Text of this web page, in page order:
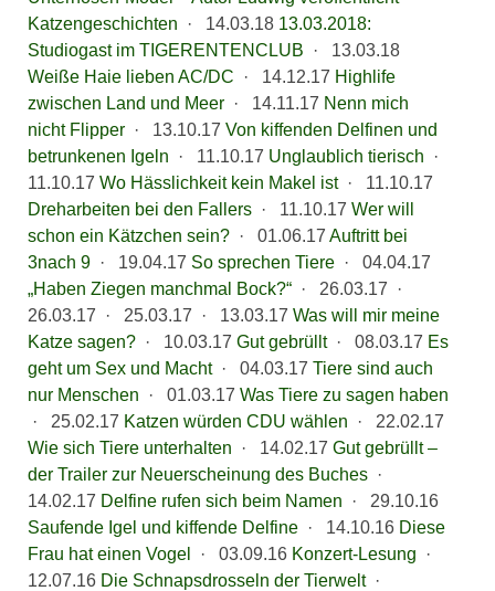
Katzengeschichten · 14.03.18 13.03.2018:
Studiogast im TIGERENTENCLUB ·
13.03.18
Weiße Haie lieben AC/DC · 14.12.17 Highlife
zwischen Land und Meer· 14.11.17 Nenn mich
nicht Flipper· 13.10.17 Von kiffenden Delfinen und
betrunkenen Igeln · 11.10.17 Unglaublich tierisch ·
11.10.17 Wo Hässlichkeit kein Makel ist·
11.10.17
Dreharbeiten bei den Fallers· 11.10.17 Wer will
schon ein Kätzchen sein?· 01.06.17 Auftritt bei
3nach 9· 19.04.17 So sprechen Tiere·
04.04.17
„Haben Ziegen manchmal Bock?“· 26.03.17
·
26.03.17
· 25.03.17 · 13.03.17 Was will mir meine
Katze sagen?· 10.03.17 Gut gebrüllt· 08.03.17 Es
geht um Sex und Macht· 04.03.17 Tiere sind auch
nur Menschen · 01.03.17 Was Tiere zu sagen haben
·
25.02.17 Katzen würden CDU wählen ·
22.02.17
Wie sich Tiere unterhalten · 14.02.17 Gut gebrüllt –
der Trailer zur Neuerscheinung des Buches·
14.02.17 Delfine rufen sich beim Namen ·
29.10.16
Saufende Igel und kiffende Delfine· 14.10.16 Diese
Frau hat einen Vogel
· 03.09.16 Konzert-Lesung ·
12.07.16 Die Schnapsdrosseln der Tierwelt·